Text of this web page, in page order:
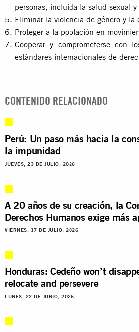
personas, incluida la salud sexual y
Eliminar la violencia de género y
Proteger a la población en
Cooperar y comprometerse con
estándares internacionales de
CONTENIDO RELACIONADO
Perú: Un paso más hacia la
la impunidad
JUEVES, 23 DE JULIO, 2026
A 20 años de su creación, la
Derechos Humanos exige más
VIERNES, 17 DE JULIO, 2026
Honduras: Cedeño won’t
relocate and persevere
LUNES, 22 DE JUNIO, 2026